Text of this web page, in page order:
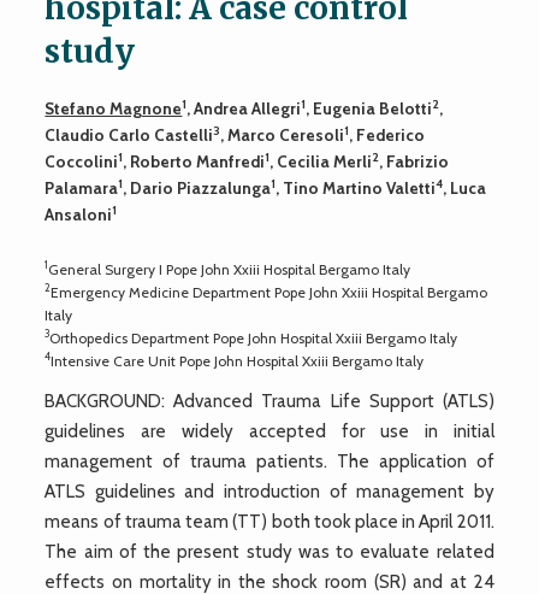
study
Stefano Magnone1, Andrea Allegri1, Eugenia Belotti2,
Claudio Carlo Castelli3, Marco Ceresoli1, Federico
Coccolini1, Roberto Manfredi1, Cecilia Merli2, Fabrizio
Palamara1, Dario Piazzalunga1, Tino Martino Valetti4, Luca
Ansaloni1
1General Surgery I Pope John Xxiii Hospital Bergamo Italy
2Emergency Medicine Department Pope John Xxiii Hospital Bergamo
Italy
3Orthopedics Department Pope John Hospital Xxiii Bergamo Italy
4Intensive Care Unit Pope John Hospital Xxiii Bergamo Italy
BACKGROUND: Advanced Trauma Life Support (ATLS)
guidelines are widely accepted for use in initial
management of trauma patients. The application of
ATLS guidelines and introduction of management by
means of trauma team (TT) both took place in April 2011.
The aim of the present study was to evaluate related
effects on mortality in the shock room (SR) and at 24